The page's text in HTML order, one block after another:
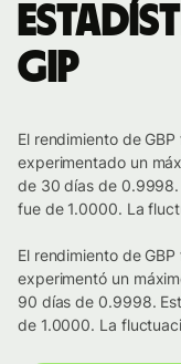
GIP
El rendimiento de
experimentado un
de 30 días de
fue de 1.0000. La
El rendimiento de
experimentó un
90 días de 0.9998.
de 1.0000. La